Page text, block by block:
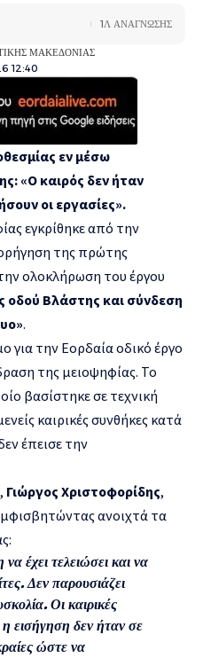
12:40
ΜΑΚΕΔΟΝΙΑΣ
1Λ ΑΝΑΓΝΩΣΗΣ
εν μέσω
«Ο καιρός δεν ήταν
οι εργασίες».
εγκρίθηκε από την
της πρώτης
ολοκλήρωση του έργου
οδού Βλάστης και σύνδεση
.
για την Εορδαία οδικό έργο
της μειοψηφίας. Το
βασίστηκε σε τεχνική
καιρικές συνθήκες κατά
έπεισε την
Γιώργος Χριστοφορίδης,
ανοιχτά τα
έχει τελειώσει και να
Δεν παρουσιάζει
Οι καιρικές
η εισήγηση δεν ήταν σε
ώστε να